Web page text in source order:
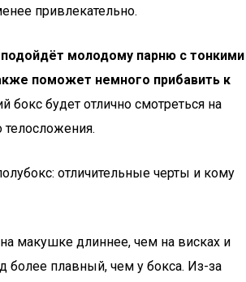
привлекательно.
молодому парню с тонкими
поможет немного прибавить к
бокс будет отлично смотреться на
телосложения.
отличительные черты и кому
макушке длиннее, чем на висках и
более плавный, чем у бокса. Из-за